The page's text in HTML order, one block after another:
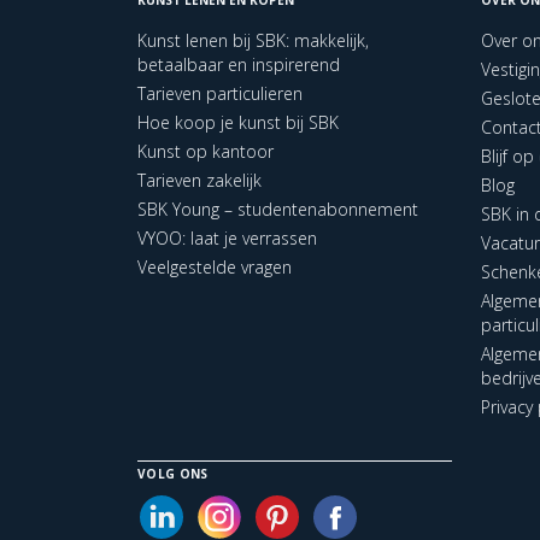
Kunst lenen bij SBK: makkelijk,
betaalbaar en inspirerend
Tarieven particulieren
Hoe koop je kunst bij SBK
Kunst op kantoor
Tarieven zakelijk
SBK Young – studentenabonnement
VYOO: laat je verrassen
Veelgestelde vragen
Over
Blijf op
Blog
SBK in
VOLG ONS